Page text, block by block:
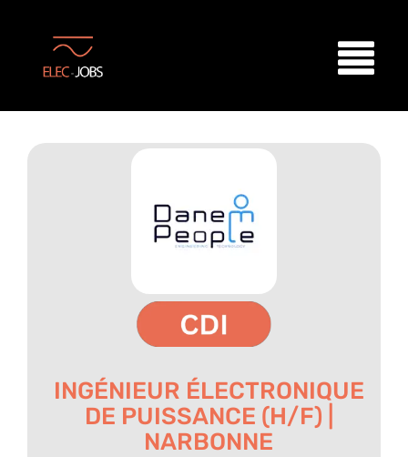
INGÉNIEUR ÉLECTRONIQUE
DE PUISSANCE (H/F) |
NARBONNE